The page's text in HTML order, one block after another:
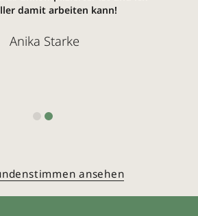
als auch auf dem Desktop
zu meinem normalen
damit arbeiten kann!
Anika Starke
ansehen